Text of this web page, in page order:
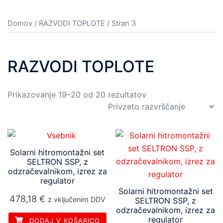
Domov / RAZVODI TOPLOTE / Stran 3
RAZVODI TOPLOTE
Prikazovanje 19–20 od 20 rezultatov
Solarni hitromontažni set
SELTRON SSP, z
odzračevalnikom, izrez za
regulator
478,18 € z vključenim DDV
DODAJ V KOŠARICO
Solarni hitromontažni set
SELTRON SSP, z
odzračevalnikom, izrez za
regulator